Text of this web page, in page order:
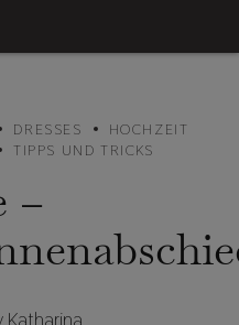
DRESSES
HOCHZEIT
TIPPS UND TRICKS
–